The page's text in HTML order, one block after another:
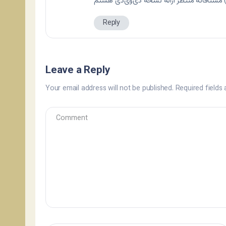
Reply
Leave a Reply
Your email address will not be published. Required